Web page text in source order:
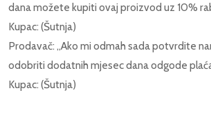
dana možete kupiti ovaj proizvod uz 10%
Kupac: (Šutnja)
Prodavač: „Ako mi odmah sada potvrdite
odobriti dodatnih mjesec dana odgode
Kupac: (Šutnja)